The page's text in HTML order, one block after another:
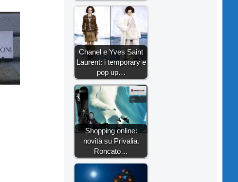
Chanel e Yves Saint
Laurent: i temporary e
pop up…
Shopping online:
novità su Privalia.
Roncato…